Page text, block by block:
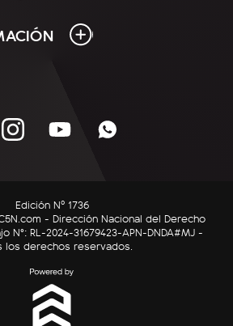
Edición Nº 1736
C5N.com - Dirección Nacional del Derecho
N°: RL-2024-31679423-APN-DNDA#MJ -
los derechos reservados.